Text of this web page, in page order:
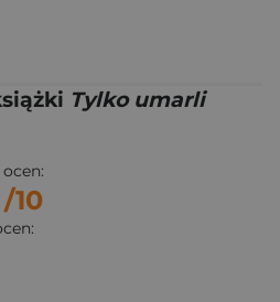
Tylko umarli
/10